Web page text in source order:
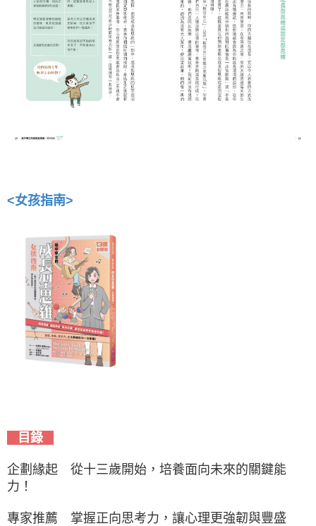
<女孩指南>
目錄
企劃緣起 從十三歲開始，培養面向未來的關鍵能
力！
專家推薦 掌握正向思考力，讓心理更強韌與豐盛